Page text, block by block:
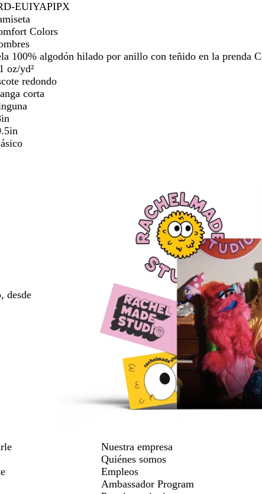
EUIYAPIPX
Colors
100% algodón hilado por anillo con teñido en la prenda
oz/yd²
redondo
corta
desde
Nuestra empresa
Quiénes somos
Empleos
Ambassador Program